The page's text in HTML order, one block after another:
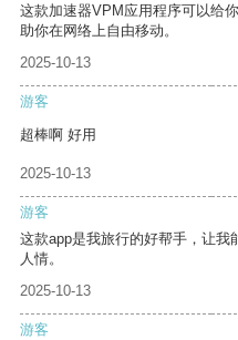
这款加速器VPM应用程序可以给
助你在网络上自由移动。
2025-10-13
游客
超棒啊 好用
2025-10-13
游客
这款app是我旅行的好帮手，让
人情。
2025-10-13
游客